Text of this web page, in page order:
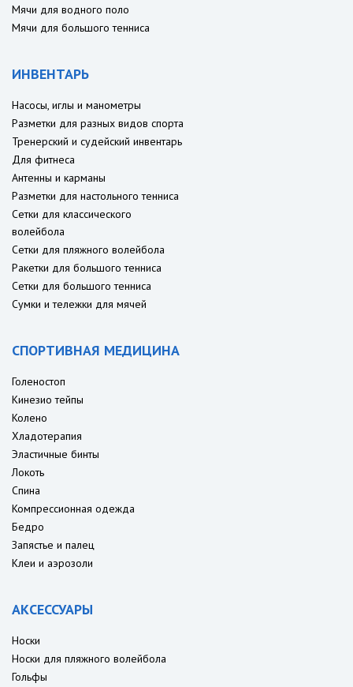
Мячи для водного поло
Мячи для большого тенниса
ИНВЕНТАРЬ
Насосы, иглы и манометры
Разметки для разных видов спорта
Тренерский и судейский инвентарь
Для фитнеса
Антенны и карманы
Разметки для настольного тенниса
Сетки для классического
волейбола
Сетки для пляжного волейбола
Ракетки для большого тенниса
Сетки для большого тенниса
Сумки и тележки для мячей
СПОРТИВНАЯ МЕДИЦИНА
Голеностоп
Кинезио тейпы
Колено
Хладотерапия
Эластичные бинты
Локоть
Спина
Компрессионная одежда
Бедро
Запястье и палец
Клеи и аэрозоли
АКСЕССУАРЫ
Носки
Носки для пляжного волейбола
Гольфы